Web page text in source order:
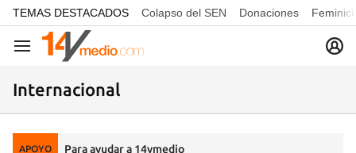
common.go-to-content
TEMAS DESTACADOS Colapso del SEN Donaciones
Navegación
Internacional
APOYO Para ayudar a 14ymedio